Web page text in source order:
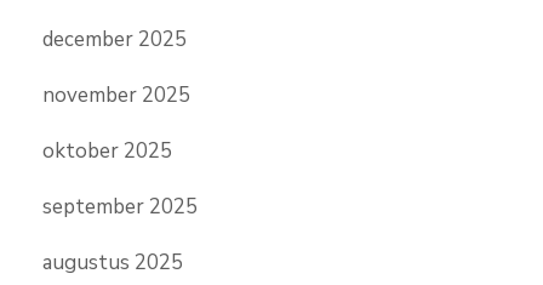
december 2025
november 2025
oktober 2025
september 2025
augustus 2025